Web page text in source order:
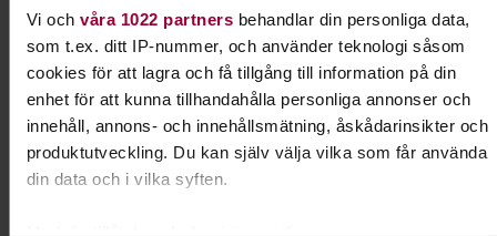
Vi och våra 1022 partnersbehandlar din personliga data,
som t.ex. ditt IP-nummer, och använder teknologi såsom
cookies för att lagra och få tillgång till information på din
enhet för att kunna tillhandahålla personliga annonser och
innehåll, annons- och innehållsmätning, åskådarinsikter och
produktutveckling. Du kan själv välja vilka som får använda
din data och i vilka syften.
Skicka e-post
070-142 93 67
Dela: Facebook LinkedIn E-mail